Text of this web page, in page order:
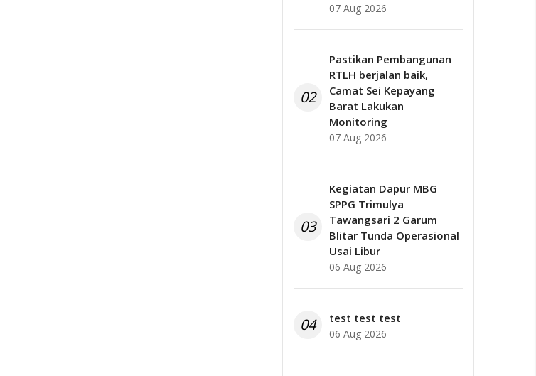
07 Aug 2026
02
Pastikan Pembangunan
RTLH berjalan baik,
Camat Sei Kepayang
Barat Lakukan
Monitoring
07 Aug 2026
03
Kegiatan Dapur MBG
SPPG Trimulya
Tawangsari 2 Garum
Blitar Tunda Operasional
Usai Libur
06 Aug 2026
04 test test test
06 Aug 2026